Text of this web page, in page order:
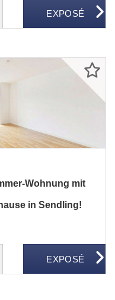
Wohnung mit
in Sendling!